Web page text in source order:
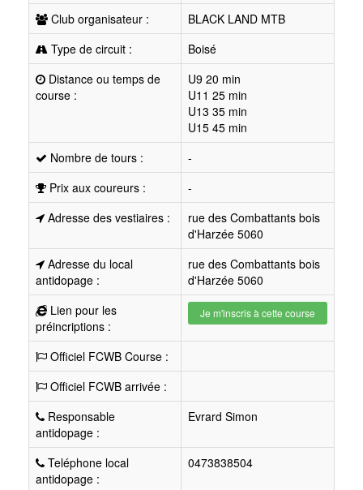
Club organisateur :
BLACK LAND MTB
Type de circuit :
Boisé
Distance ou temps de
course :
U9 20 min
U11 25 min
U13 35 min
U15 45 min
Nombre de tours :
-
Prix aux coureurs :
-
Adresse des vestiaires :
rue des Combattants bois
d'Harzée 5060
Adresse du local
antidopage :
rue des Combattants bois
d'Harzée 5060
Lien pour les
préincriptions :
Je m'inscris à cette course
Officiel FCWB Course :
Officiel FCWB arrivée :
Responsable
antidopage :
Evrard Simon
Teléphone local
antidopage :
0473838504